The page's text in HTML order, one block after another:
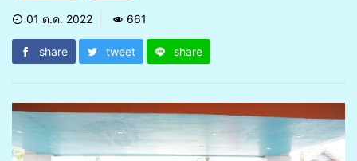
01 ต.ค. 2022 661
share tweet share